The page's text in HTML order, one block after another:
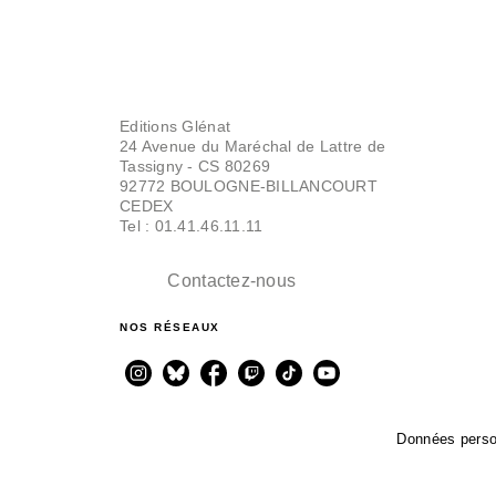
Editions Glénat
24 Avenue du Maréchal de Lattre de
Tassigny - CS 80269
92772 BOULOGNE-BILLANCOURT
CEDEX
Tel : 01.41.46.11.11
Contactez-nous
NOS RÉSEAUX
Données